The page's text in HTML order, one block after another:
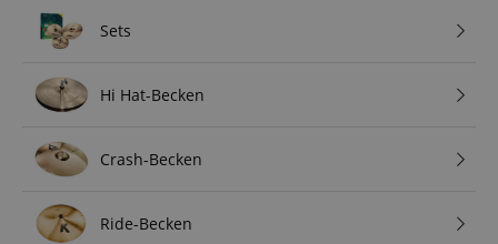
Sets
Hi Hat-Becken
Crash-Becken
Ride-Becken